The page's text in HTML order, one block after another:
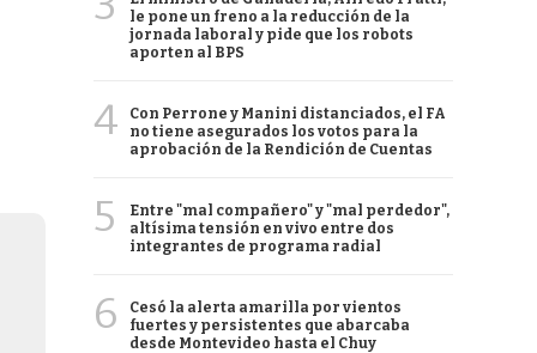
le pone un freno a la reducción de la
jornada laboral y pide que los robots
aporten al BPS
4
Con Perrone y Manini distanciados, el FA
no tiene asegurados los votos para la
aprobación de la Rendición de Cuentas
5
Entre "mal compañero" y "mal perdedor",
altísima tensión en vivo entre dos
integrantes de programa radial
6
Cesó la alerta amarilla por vientos
fuertes y persistentes que abarcaba
desde Montevideo hasta el Chuy